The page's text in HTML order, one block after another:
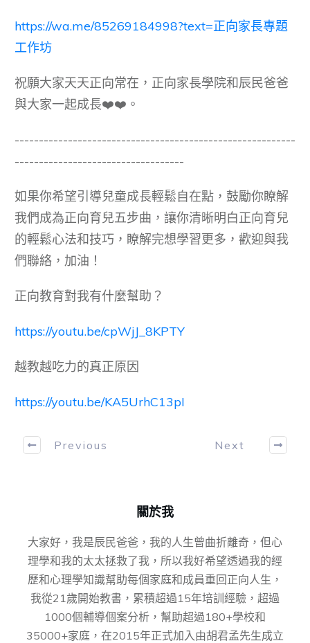
https://wa.me/85269184998?text=正向家長專題
工作坊
祝願大家天天正向常在，正向家長學院和辰民爸爸
與大家一起成長❤️❤️。
----------------------------------------------------------
-----------------------------------
如果你希望引導兒童成長輕鬆自在點，鼓勵你瞭解
我們成為正向育兒五步曲，讓你清晰明白正向育兒
的輕鬆心法和技巧，瞭解完想學習更多，歡迎與我
們聯絡，加油！
正向教育對我有什麼幫助？
https://youtu.be/cpWjJ_8KPTY
越教越吃力的真正原因
https://youtu.be/KA5UrhC13pI
Previous Next
關於我
大家好，我是辰民爸爸，我的人生曾曲折離奇，但心
理學和我的太太拯救了我，所以我好希望透過我的經
歷和心理學知識幫助每個家庭和成員重回正向人生，
我從21歲開始教書，累積超過15年培訓經驗，超過
1000個輔導個案分析，幫助超過180+學校和
35000+家庭，在2015年正式加入由胡君孟先⽣成⽴